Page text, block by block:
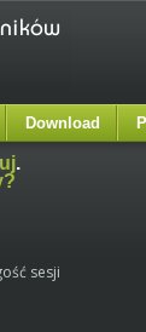
Download
.
sesji